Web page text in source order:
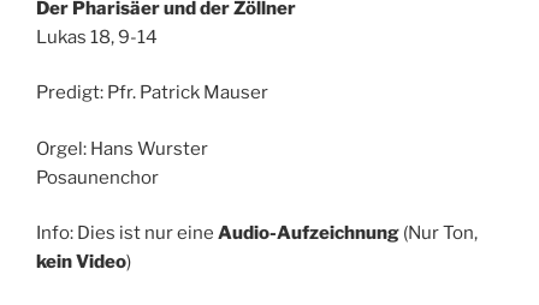
Der Pharisäer und der Zöllner
Lukas 18, 9-14
Predigt: Pfr. Patrick Mauser
Orgel: Hans Wurster
Posaunenchor
Info: Dies ist nur eine Audio-Aufzeichnung (Nur Ton,
kein Video)